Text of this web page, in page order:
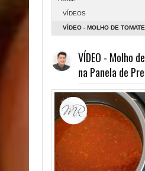
VÍDEOS
VÍDEO - MOLHO DE
VÍDEO - Molho
na Panela de